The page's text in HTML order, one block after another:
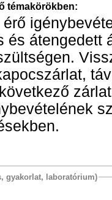
témakörökben:
és átengedett
gyakorlat, laboratórium)